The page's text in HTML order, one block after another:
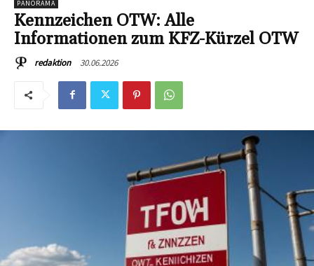
PANORAMA
Kennzeichen OTW: Alle
Informationen zum KFZ-Kürzel OTW
redaktion 30.06.2026